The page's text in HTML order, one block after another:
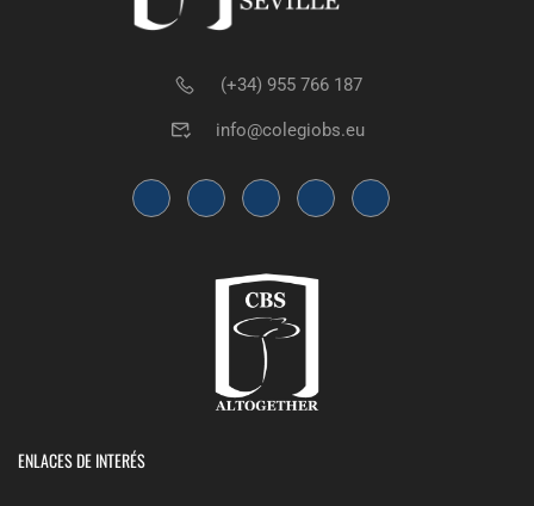
(+34) 955 766 187
info@colegiobs.eu
ENLACES DE INTERÉS